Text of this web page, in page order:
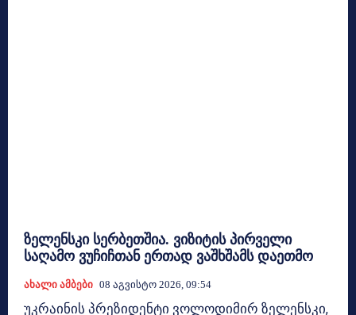
ზელენსკი სერბეთშია. ვიზიტის პირველი
საღამო ვუჩიჩთან ერთად ვაშხშამს დაეთმო
Ახალი Ამბები 08 Აგვისტო 2026, 09:54
უკრაინის პრეზიდენტი ვოლოდიმირ ზელენსკი,